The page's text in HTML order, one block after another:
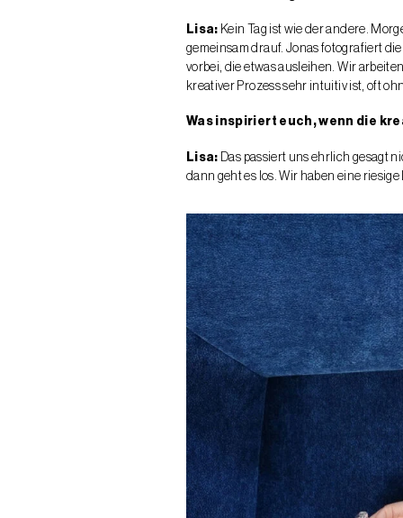
Lisa: Kein Tag ist wie der andere.
gemeinsam drauf. Jonas fotografiert
vorbei, die etwas ausleihen. Wir
kreativer Prozess sehr intuitiv ist, oft
Was inspiriert euch, wenn die
Lisa:
Das passiert uns ehrlich gesagt
dann geht es los. Wir haben eine